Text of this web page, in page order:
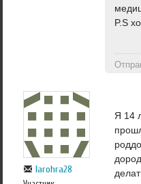
P.S
larohra28
Я 14